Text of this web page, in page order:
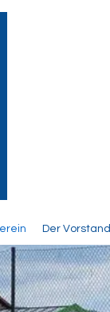
Der Vorstand